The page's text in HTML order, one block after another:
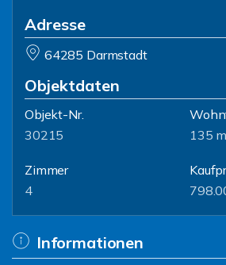
Adresse
64285 Darmstadt
Objektdaten
Objekt-Nr.
30215
135
Zimmer
4
Informationen